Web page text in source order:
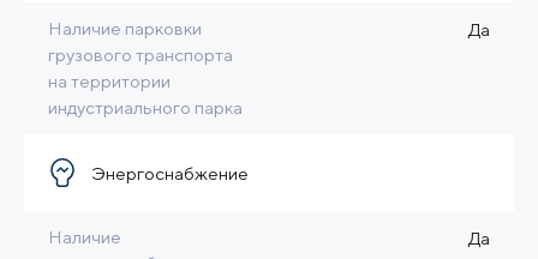
Наличие парковки
грузового транспорта
на территории
индустриального парка
Да
Энергоснабжение
Наличие
Да